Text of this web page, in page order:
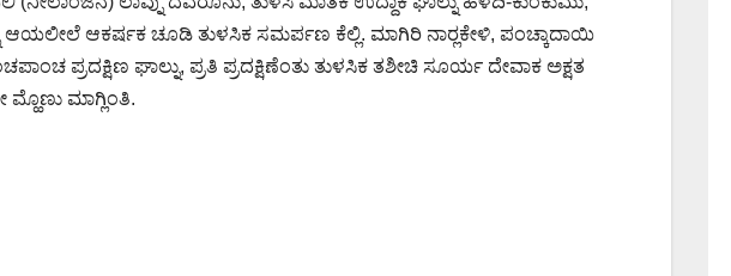
ಆಯಲೀಲೆ ಆಕರ್ಷಕ ಚೂಡಿ ತುಳಸಿಕ ಸಮರ್ಪಣ ಕೆಲ್ಲಿ. ಮಾಗಿರಿ ನಾರ್‍ಲಕೇಳಿ, ಪಂಚ್ಕಾದಾಯಿ
ಪ್ರದಕ್ಷಿಣ ಘಾಲ್ನು, ಪ್ರತಿ ಪ್ರದಕ್ಷಿಣೆಂತು ತುಳಸಿಕ ತಶೀಚಿ ಸೂರ್ಯ ದೇವಾಕ ಅಕ್ಷತ
ಮಾಗ್ಲಿಂತಿ.